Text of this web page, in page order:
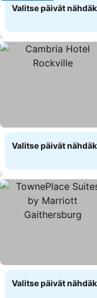
Valitse päivät
Valitse päivät
Valitse päivät